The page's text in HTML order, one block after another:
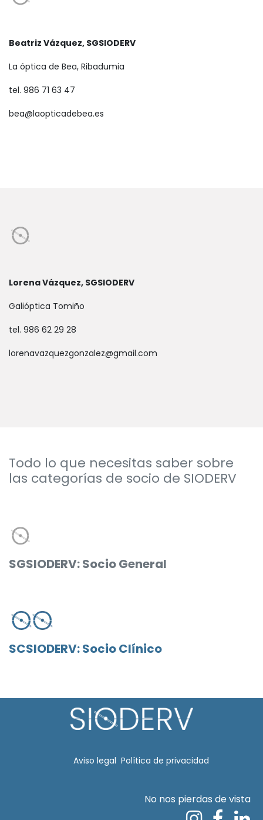
Beatriz Vázquez, SGSIODERV
La óptica de Bea, Ribadumia
tel. 986 71 63 47
bea@laopticadebea.es
Lorena Vázquez, SGSIODERV
Galióptica Tomiño
tel. 986 62 29 28
lorenavazquezgonzalez@gmail.com
Todo lo que necesitas saber sobre
las categorías de socio de SIODERV
SGSIODERV: Socio General
SCSIODERV: Socio Clínico
Aviso legal​ Política de privacidad
No nos pierdas de vista